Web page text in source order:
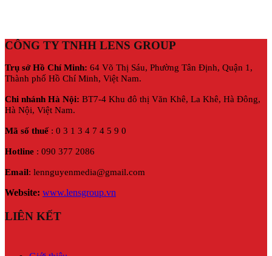
CÔNG TY TNHH LENS GROUP
Trụ sở Hồ Chí Minh: 64 Võ Thị Sáu, Phường Tân Định, Quận 1,
Thành phố Hồ Chí Minh, Việt Nam.
Chi nhánh Hà Nội: BT7-4 Khu đô thị Văn Khê, La Khê, Hà Đông,
Hà Nội, Việt Nam.
Mã số thuế: 0 3 1 3 4 7 4 5 9 0
Hotline : 090 377 2086
Email: lennguyenmedia@gmail.com
Website: www.lensgroup.vn
LIÊN KẾT